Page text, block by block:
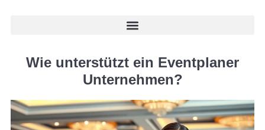
Wie unterstützt ein Eventplaner
Unternehmen?